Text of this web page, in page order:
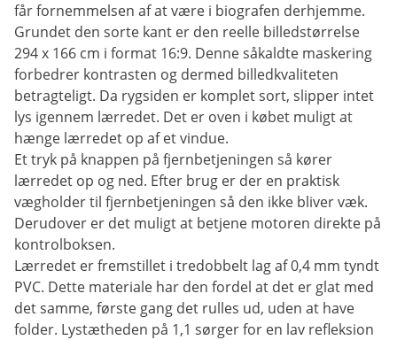
får fornemmelsen af at være i biografen derhjemme.
Grundet den sorte kant er den reelle billedstørrelse
294 x 166 cm i format 16:9. Denne såkaldte maskering
forbedrer kontrasten og dermed billedkvaliteten
betragteligt. Da rygsiden er komplet sort, slipper intet
lys igennem lærredet. Det er oven i købet muligt at
hænge lærredet op af et vindue.
Et tryk på knappen på fjernbetjeningen så kører
lærredet op og ned. Efter brug er der en praktisk
vægholder til fjernbetjeningen så den ikke bliver væk.
Derudover er det muligt at betjene motoren direkte på
kontrolboksen.
Lærredet er fremstillet i tredobbelt lag af 0,4 mm tyndt
PVC. Dette materiale har den fordel at det er glat med
det samme, første gang det rulles ud, uden at have
folder. Lystætheden på 1,1 sørger for en lav refleksion